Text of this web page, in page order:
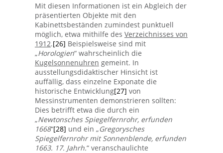
Mit diesen Informationen ist ein Abgleich der
präsentierten Objekte mit den
Kabinettsbeständen zumindest punktuell
möglich, etwa mithilfe des Verzeichnisses von
1912.[26] Beispielsweise sind mit
„Horologien“ wahrscheinlich die
Kugelsonnenuhren gemeint. In
ausstellungsdidaktischer Hinsicht ist
auffällig, dass einzelne Exponate die
historische Entwicklung[27] von
Messinstrumenten demonstrieren sollten:
Dies betrifft etwa die durch ein
„Newtonsches Spiegelfernrohr, erfunden
1668“[28] und ein „Gregorysches
Spiegelfernrohr mit Sonnenblende, erfunden
1663. 17. Jahrh.“ veranschaulichte